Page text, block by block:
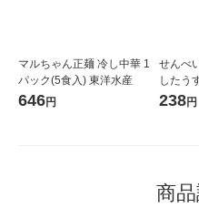
マルちゃん正麺 冷し中華 1
パック(5食入) 東洋水産
646円
せんべ
したう
べい 1
238円
商